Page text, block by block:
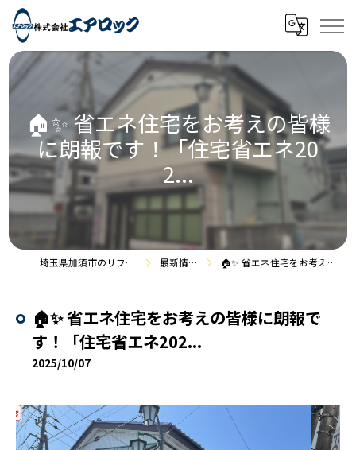
🏠✨ 省エネ住宅をお考えの皆様
に朗報です！「住宅省エネ20
2...
埼玉県加須市のリフォームなら株式会社エアロック 最新情報・施工事例 🏠✨ 省エネ住宅をお考えの皆様に朗報です！「住宅省エネ202...
🏠✨ 省エネ住宅をお考えの皆様に朗報で
す！「住宅省エネ202...
2025/10/07